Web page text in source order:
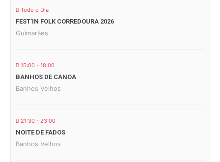
Todo o Dia
FEST’IN FOLK CORREDOURA 2026
Guimarães
15:00 - 18:00
BANHOS DE CANOA
Banhos Velhos
21:30 - 23:00
NOITE DE FADOS
Banhos Velhos